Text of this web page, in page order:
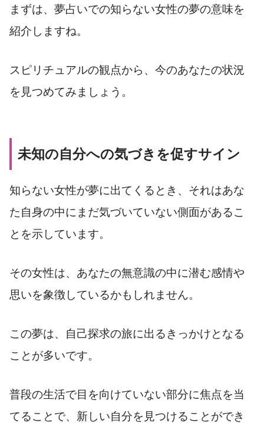
まずは、夢占いでの知らない女性の夢の意味を
紹介しますね。
スピリチュアルの観点から、今のあなたの状況
を見つめてみましょう。
未知の自分への気づきを促すサイン
知らない女性が夢に出てくるとき、それはあな
た自身の中にまだ気づいていない側面があるこ
とを示しています。
その女性は、あなたの無意識の中に潜む感情や
思いを象徴しているかもしれません。
この夢は、自己探求の旅に出るきっかけとなる
ことが多いです。
普段の生活で目を向けていない部分に焦点を当
てることで、新しい自分を見つけることができ